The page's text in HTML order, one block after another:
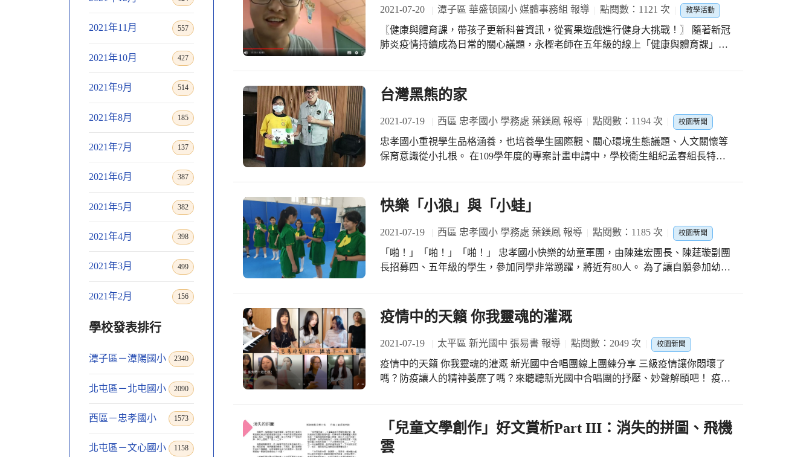
2021年11月 557
2021年10月 427
2021年9月 514
2021年8月 185
2021年7月 137
2021年6月 387
2021年5月 382
2021年4月 398
2021年3月 499
2021年2月 156
學校發表排行
潭子區－潭陽國小 2340
北屯區－北屯國小 2090
西區－忠孝國小 1573
北屯區－文心國小 1158
將自己心中的想法化作言語、付諸行動，而感受那被拒絕的心情，如何從那挫敗中
走出來，讓自己更堅強、成為更好的自己⋯⋯這也是我們堅持到底，即使課程轉為
線上教學，仍然不輕易中斷的最主要原因！ 線上告白課程活動除了既定的流程，巍
然後告白者鼓起勇氣開始說出 告白的話語：「OOO 我喜歡你，不管你的好與壞我
讓 被告白者可以委婉拒絕：「 謝謝你欣賞我，你的好意我收到了，你真是個好人，
但是因為 XXXXXXXX 以上原因，不太適合。相信你會遇到更好的人，祝福你健康
快樂～」讓活動在溫馨的氛圍下完成。 線上告白難度高，老師一對25，串場功力要
聲鼓勵。 線上告白狀況多，透過鏡頭可以看到，有的男同學害羞地躲在棉被裡悄悄
地告白；受歡迎的同學，有接受多次告白。還有同學 成為 [ 友愛同學勇氣獎 ] 的得
主，發揮同學愛 讓 每一位同學 都有機會體驗被告白的感覺！副隊長同學非常稱
職，在隊長當天有狀況時能夠帶著同學線上呼加油口號，為告白的同學壯膽！整場
活動結束，巍元老師做了很棒的註解：「 我們都是地球村的一份子，都希望明天會
更好！不要相信大人說的一代不如一代，你們的表現真的優秀！」 每年情感教育的
最後的第十二堂課告白課程，成就完整的活動。而當天在線上告白時，躲在棉被裡
覺得有點害羞，我只好躲在棉被裡；當鼓起勇氣告白被拒絕的時候我覺得有點尷
尬，但是還好這真的是練習，相信未來我再遇到這狀況一定能夠化解尷尬，而且心
裡會比較不受傷，這課程真的很重要！而且上課時每次都有發表，要搶答、要臨時
構思，讓我覺得後來上台能夠比較不緊張，這門課幫助很大！」而榮獲最佳勇氣獎
動改為線上進行，並先在前一週寫出告白對象的意願。當天老師抽籤來決定告白順
序，當我抽中並打開麥克風時，心裡真是緊張的要命！幸好順利地完成，也讓我有
2021-07-20 潭子區 華盛頓國小 媒體事務組 報導 點閱數：1121 次 教學活動
〖健康與體育課，帶孩子更新科普資訊，從賓果遊戲進行健身大挑戰！〗 隨著新冠
肺炎疫情持續成為日常的關心議題，永檉老師在五年級的線上「健康與體育課」
著，永檉老師也安排了好玩的賓果體能遊戲，讓孩子們動動身體、釋放能量。至於
遊戲要怎麼進行呢？大家必須在隨機輪盤的16宮格指定動作中，包括開合跳、徒手
跳繩、滑雪跳、太空椅、後踢腿、波比跳…等等，只要最快完成3條連線，就能贏得
勝利。這些動作都有示範影片及提醒要領，老師也會在全班孩子運動時，特別介紹
不同動作所能培養鍛鍊的能力，例如：敏捷、速度、反應、心肺功能、爆發力…。
揮灑淋漓盡致的汗水時，不僅能享受遊戲的樂趣，還能更新時事脈動呢！
台灣黑熊的家
2021-07-19 西區 忠孝國小 學務處 葉鎂鳳 報導 點閱數：1194 次 校園新聞
忠孝國小重視學生品格涵養，也培養學生國際觀、關心環境生態議題、人文關懷等
保育意識從小扎根。 在109學年度的專案計畫申請中，學校衛生組紀孟春組長特地
問，也更進一步了解台灣黑熊的特徵、飲食、生活等各方面習性，以及最重要的－
台灣黑熊目前只剩200-600隻，要如何提高愛護自然環境生態意識，將台灣黑熊的家
還給台灣黑熊。 #謝謝台灣黑熊保育協會講師 #保育台灣黑熊,人人有責
快樂「小狼」與「小蛙」
2021-07-19 西區 忠孝國小 學務處 葉鎂鳳 報導 點閱數：1185 次 校園新聞
「啪！」「啪！」「啪！」 忠孝國小快樂的幼童軍團，由陳建宏團長、陳莛璇副團
長招募四、五年級的學生，參加同學非常踴躍，將近有80人。 為了讓自願參加幼童
會中充滿歡笑聲！ 這一天五年級幼童軍的團集會活動，在學校體操教室進行，有
「啪！」「啪！」「啪！」吼聲的練習、基本打招呼、歡呼聲、唱一首歌「小蟑
螂」等破冰的活動，讓來自不同班的幼童軍之間，多了一份不一樣的有趣體驗，幼
童軍也從一開始害羞又不好意思的彆扭動作，到最後玩在一起並開心的歡呼結束！
幼童軍們，努力完成進程訓練喔！ 更多照片https://reurl.cc/W3V587
疫情中的天籟 你我靈魂的灌溉
2021-07-19 太平區 新光國中 張易書 報導 點閱數：2049 次 校園新聞
疫情中的天籟 你我靈魂的灌溉 新光國中合唱團線上團練分享 三級疫情讓你悶壞了
嗎？防疫讓人的精神萎靡了嗎？來聽聽新光國中合唱團的抒壓、妙聲解頤吧！ 疫情
上同」。雖然有些麻煩，但老師與學生樂在其中，透過幾個星期的練習，完成了新
光國中校史上，首度「線上合唱團作品發表。」 身為收到作品的學校端，內心十分
的感動，沒有學校交辦的任務，沒有想要比賽，或者追求什麼獎牌的肯定，新光合
「兒童文學創作」好文賞析Part III：消失的拼圖、飛機
雲